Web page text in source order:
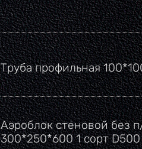
Труба профильная
Аэроблок стеновой без
300*250*600 1 сорт D500